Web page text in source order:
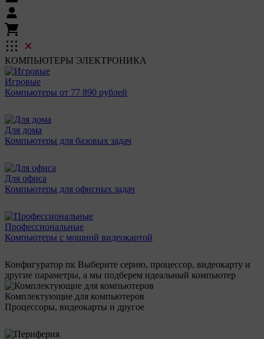
КОМПЬЮТЕРЫ ЭЛЕКТРОНИКА
Игровые
Компьютеры от 77 890 рублей
Для дома
Компьютеры для базовых задач
Для офиса
Компьютеры для офисных задач
Профессиональные
Компьютеры с мощной видеокартой
Конфигуратор пк Выберите серию, процессор, видеокарту и
другие параметры, а мы подберем идеальный компьютер
Комплектующие для компьютеров
Процессоры, видеокарты и другое